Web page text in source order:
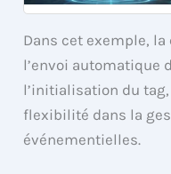
Dans cet exemple,
l’envoi automatique
l’initialisation du
flexibilité dans la
événementielles.